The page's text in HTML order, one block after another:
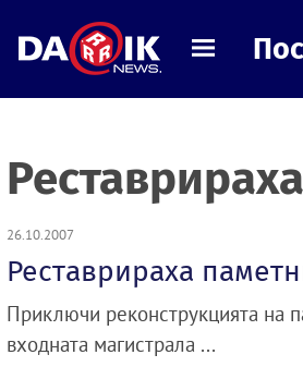
Реставрираха
26.10.2007
Реставрираха
Приключи реконструкцията на
входната магистрала ...